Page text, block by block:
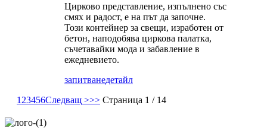
Цирково представление, изпълнено със
смях и радост, е на път да започне.
Този контейнер за свещи, изработен от
бетон, наподобява циркова палатка,
съчетавайки мода и забавление в
ежедневието.
запитванедетайл
1 23456Следващ >>> Страница 1 / 14